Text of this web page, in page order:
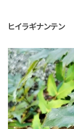
ヒイラギナンテン